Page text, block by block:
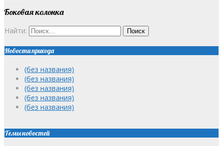
Боковая колонка
Найти:
Новости прихода
(без названия)
(без названия)
(без названия)
(без названия)
(без названия)
Темы новостей